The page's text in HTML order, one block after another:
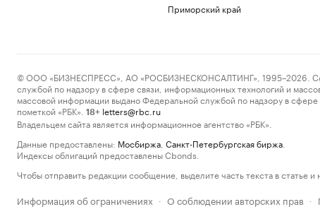
Приморский край
© ООО «БИЗНЕСПРЕСС», АО «РОСБИЗНЕСКОНСАЛТИНГ», 1995–2026.
службой по надзору в сфере связи, информационных технологий и
массовой информации выдано Федеральной службой по надзору в
пометкой «РБК».
18+ letters@rbc.ru
Владельцем сайта является информационное агентство «РБК».
Данные предоставлены: Мосбиржа Санкт-Петербургская биржа
Индексы облигаций предоставлены Cbonds.
Чтобы отправить редакции сообщение, выделите часть текста в статье
Информация об ограничениях · О соблюдении авторских прав ·